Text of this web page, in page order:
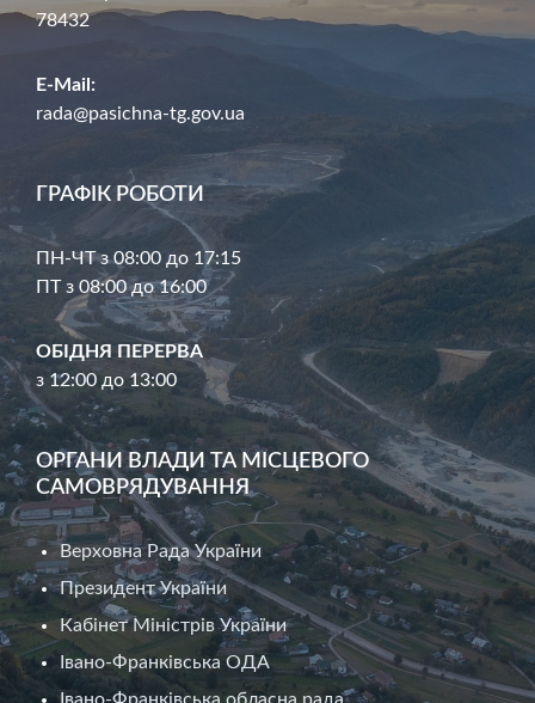
78432
E-Mail:
rada@pasichna-tg.gov.ua
ГРАФІК РОБОТИ
ПН-ЧТ з 08:00 до 17:15
ПТ з 08:00 до 16:00
ОБІДНЯ ПЕРЕРВА
з 12:00 до 13:00
ОРГАНИ ВЛАДИ ТА МІСЦЕВОГО
САМОВРЯДУВАННЯ
Верховна Рада України
Президент України
Кабінет Міністрів України
Івано-Франківська ОДА